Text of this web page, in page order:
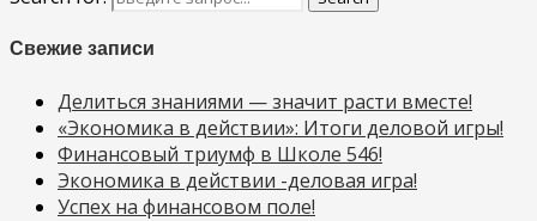
Свежие записи
Делиться знаниями — значит расти вместе!
«Экономика в действии»: Итоги деловой игры!
Финансовый триумф в Школе 546!
Экономика в действии -деловая игра!
Успех на финансовом поле!